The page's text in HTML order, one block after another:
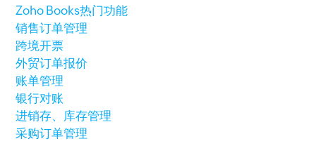
Zoho Books热门功能
销售订单管理
跨境开票
外贸订单报价
账单管理
银行对账
进销存、库存管理
采购订单管理